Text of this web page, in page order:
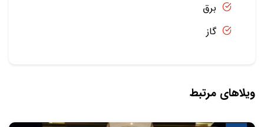
برق
گاز
ویلاهای مرتبط